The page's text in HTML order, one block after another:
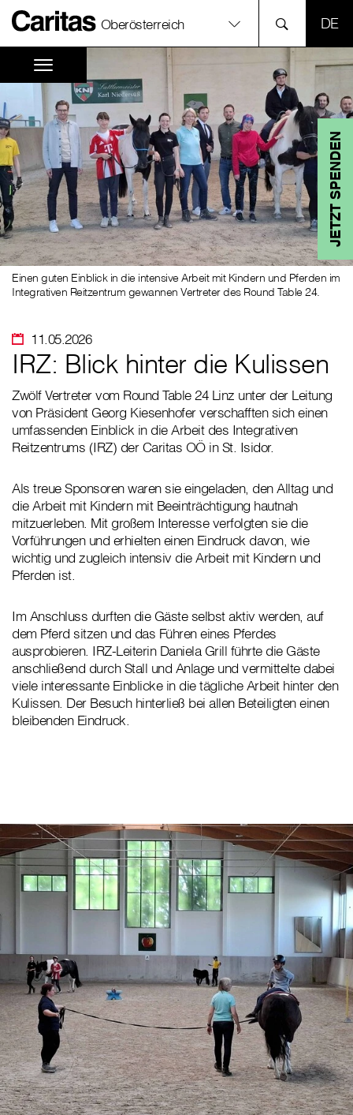
Oberösterreich
JETZT SPENDEN
11.05.2026
Einen guten Einblick in die intensive Arbeit mit Kindern und Pferden im
Integrativen Reitzentrum gewannen Vertreter des Round Table 24.
IRZ: Blick hinter die Kulissen
Zwölf Vertreter vom Round Table 24 Linz unter der Leitung
von Präsident Georg Kiesenhofer verschafften sich einen
umfassenden Einblick in die Arbeit des Integrativen
Reitzentrums (IRZ) der Caritas OÖ in St. Isidor.
Als treue Sponsoren waren sie eingeladen, den Alltag und
die Arbeit mit Kindern mit Beeinträchtigung hautnah
mitzuerleben. Mit großem Interesse verfolgten sie die
Vorführungen und erhielten einen Eindruck davon, wie
wichtig und zugleich intensiv die Arbeit mit Kindern und
Pferden ist.
Im Anschluss durften die Gäste selbst aktiv werden, auf
dem Pferd sitzen und das Führen eines Pferdes
ausprobieren. IRZ-Leiterin Daniela Grill führte die Gäste
anschließend durch Stall und Anlage und vermittelte dabei
viele interessante Einblicke in die tägliche Arbeit hinter den
Kulissen. Der Besuch hinterließ bei allen Beteiligten einen
bleibenden Eindruck.